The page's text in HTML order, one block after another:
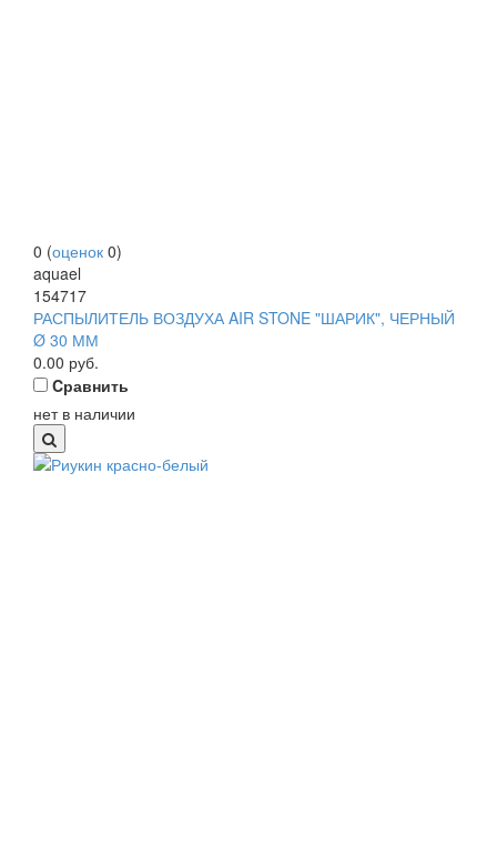
0 (оценок 0)
aquael
154717
РАСПЫЛИТЕЛЬ ВОЗДУХА AIR STONE "ШАРИК", ЧЕРНЫЙ
Ø 30 ММ
0.00 руб.
Cравнить
нет в наличии